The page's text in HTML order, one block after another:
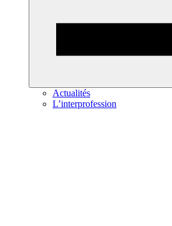
Actualités
L’interprofession